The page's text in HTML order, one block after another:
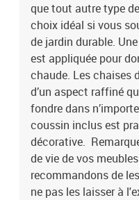
que tout autre type
choix idéal si vous
de jardin durable.
est appliquée pour
chaude. Les chaises
d’un aspect raffiné
fondre dans
coussin inclus est
décorative.
de vie de vos
recommandons de
ne pas les laisser à